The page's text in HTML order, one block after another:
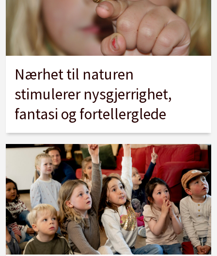
Nærhet til naturen
stimulerer nysgjerrighet,
fantasi og fortellerglede